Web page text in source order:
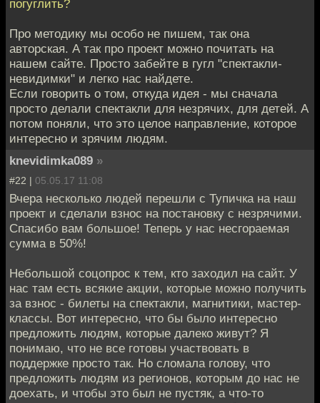
погуглить?
Про методику мы особо не пишем, так она
авторская. А так про проект можно почитать на
нашем сайте. Просто забейте в гугл "спектакли-
невидимки" и легко нас найдете.
Если говорить о том, откуда идея - мы сначала
просто делали спектакли для незрячих, для детей. А
потом поняли, что это целое направление, которое
интересно и зрячим людям.
knevidimka089 »
#22 | 05.05.17 11:08
Вчера несколько людей перешли с Тупичка на наш
проект и сделали взнос на постановку с незрячими.
Спасибо вам большое! Теперь у нас несгораемая
сумма в 50%!
Небольшой соцопрос к тем, кто заходил на сайт. У
нас там есть всякие акции, которые можно получить
за взнос - билеты на спектакли, магнитики, мастер-
классы. Вот интересно, что бы было интересно
предложить людям, которые далеко живут? Я
понимаю, что не все готовы участвовать в
поддержке просто так. Но сломала голову, что
предложить людям из регионов, которым до нас не
доехать, и чтобы это был не пустяк, а что-то